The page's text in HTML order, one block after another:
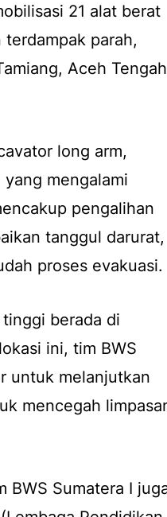
21 alat berat
parah,
Aceh
long arm,
mengalami
pengalihan
tanggul darurat,
proses evakuasi.
berada di
ini, tim BWS
untuk melanjutkan
mencegah
BWS Sumatera I